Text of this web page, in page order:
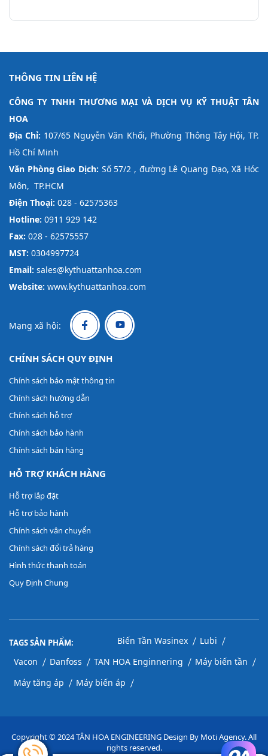
THÔNG TIN LIÊN HỆ
CÔNG TY TNHH THƯƠNG MẠI VÀ DỊCH VỤ KỸ THUẬT TÂN
HOA
Địa Chỉ: 107/65 Nguyễn Văn Khối, Phường Thông Tây Hội, TP.
Hồ Chí Minh
Văn Phòng Giao Dịch: Số 57/2 , đường Lê Quang Đạo, Xã Hóc
Môn, TP.HCM
Điện Thoại: 028 - 62575363
Hotline: 0911 929 142
Fax: 028 - 62575557
MST: 0304997724
Email: sales@kythuattanhoa.com
Website: www.kythuattanhoa.com
Mạng xã hội:
CHÍNH SÁCH QUY ĐỊNH
Chính sách bảo mật thông tin
Chính sách hướng dẫn
Chính sách hỗ trợ
Chính sách bảo hành
Chính sách bán hàng
HỖ TRỢ KHÁCH HÀNG
Hỗ trợ lắp đặt
Hỗ trợ bảo hành
Chính sách vân chuyển
Chính sách đổi trả hàng
Hình thức thanh toán
Quy Định Chung
TAGS SẢN PHẨM: Biến Tần Wasinex | Lubi |
Vacon | Danfoss | TAN HOA Enginnering | Máy biến tần |
Máy tăng áp | Máy biến áp |
Copyright © 2024 TÂN HOA ENGINEERING Design By Moti Agency. All
rights reserved.